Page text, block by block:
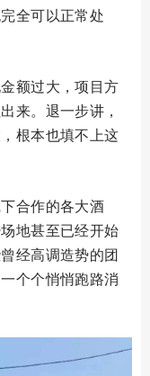
全可以正常处
额过大，项目方
来。退一步讲，
根本也填不上这
合作的各大酒
地甚至已经开始
经高调造势的团
个个悄悄跑路消